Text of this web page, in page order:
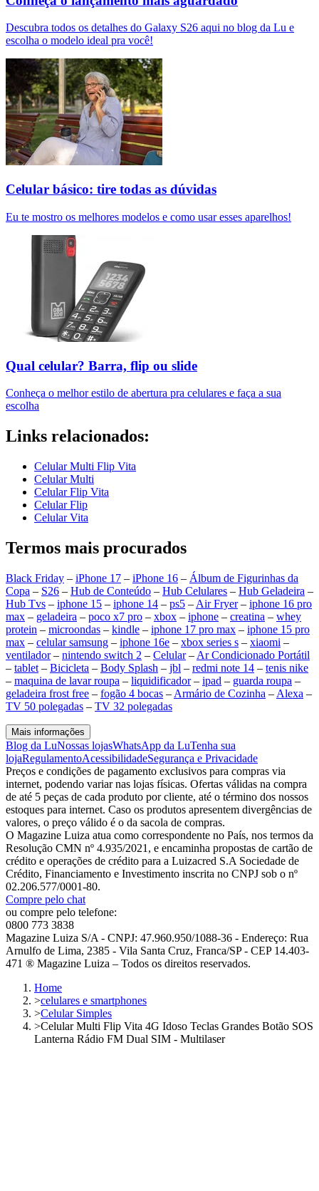
Descubra todos os detalhes do Galaxy S26 aqui no blog da Lu e
escolha o modelo ideal pra você!
Celular básico: tire todas as dúvidas
Eu te mostro os melhores modelos e como usar esses aparelhos!
Qual celular? Barra, flip ou slide
Conheça o melhor estilo de abertura pra celulares e faça a sua
escolha
Links relacionados:
Celular Multi Flip Vita
Celular Multi
Celular Flip Vita
Celular Flip
Celular Vita
Termos mais procurados
Black Friday – iPhone 17 – iPhone 16 – Álbum de Figurinhas da
Copa – S26 – Hub de Conteúdo – Hub Celulares – Hub Geladeira –
Hub Tvs – iphone 15 – iphone 14 – ps5 – Air Fryer– iphone 16 pro
max – geladeira – poco x7 pro – xbox – iphone – creatina – whey
protein – microondas – kindle – iphone 17 pro max – iphone 15 pro
max – celular samsung – iphone 16e – xbox series s – xiaomi –
ventilador– nintendo switch 2 – Celular– Ar Condicionado Portátil
– tablet – Bicicleta – Body Splash – jbl – redmi note 14 – tenis nike
– maquina de lavar roupa – liquidificador– ipad – guarda roupa –
geladeira frost free – fogão 4 bocas – Armário de Cozinha – Alexa –
TV 50 polegadas – TV 32 polegadas
Mais informações
Blog da LuNossas lojasWhatsApp da LuTenha sua
lojaRegulamentoAcessibilidadeSegurança e Privacidade
Preços e condições de pagamento exclusivos para compras via
internet, podendo variar nas lojas físicas. Ofertas válidas na compra
de até 5 peças de cada produto por cliente, até o término dos nossos
estoques para internet. Caso os produtos apresentem divergências de
valores, o preço válido é o da sacola de compras.
O Magazine Luiza atua como correspondente no País, nos termos da
Resolução CMN nº 4.935/2021, e encaminha propostas de cartão de
crédito e operações de crédito para a Luizacred S.A Sociedade de
Crédito, Financiamento e Investimento inscrita no CNPJ sob o nº
02.206.577/0001-80.
Compre pelo chat
ou compre pelo telefone:
0800 773 3838
Magazine Luiza S/A - CNPJ: 47.960.950/1088-36 - Endereço: Rua
Arnulfo de Lima, 2385 - Vila Santa Cruz, Franca/SP - CEP 14.403-
471 ® Magazine Luiza – Todos os direitos reservados.
Home
>celulares e smartphones
>Celular Simples
>Celular Multi Flip Vita 4G Idoso Teclas Grandes Botão SOS
Lanterna Rádio FM Dual SIM - Multilaser